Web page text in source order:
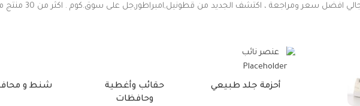
ومراجعة ، اكتشف الجديد من قطونيل,امبراطور,جل على سوق.كوم . اكثر من 30 منتج من ملابس داخلية,بلايز/ تيشيرتات بخصومات 70%
أحزمة جلد طبيعي
حقائب وأغطية
وحافظات
شنط و